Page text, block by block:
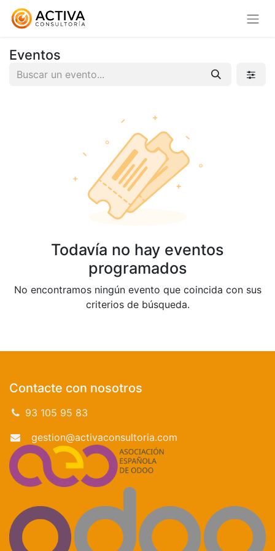
Eventos
Todavía no hay eventos
programados
No encontramos ningún evento que coincida con sus
criterios de búsqueda.
Contacte con nosotros
93 105 95 83
gestion@activaconsultoria.com